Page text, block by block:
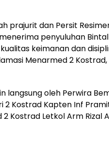
prajurit dan Persit
penyuluhan Bintal
keimanan dan
Menarmed 2 Kostrad,
langsung oleh Perwira
2 Kostrad Kapten Inf
Kostrad Letkol Arm Rizal